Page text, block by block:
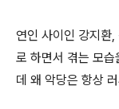
연인 사이인 강지환
로 하면서 겪는 모
데 왜 악당은 항상